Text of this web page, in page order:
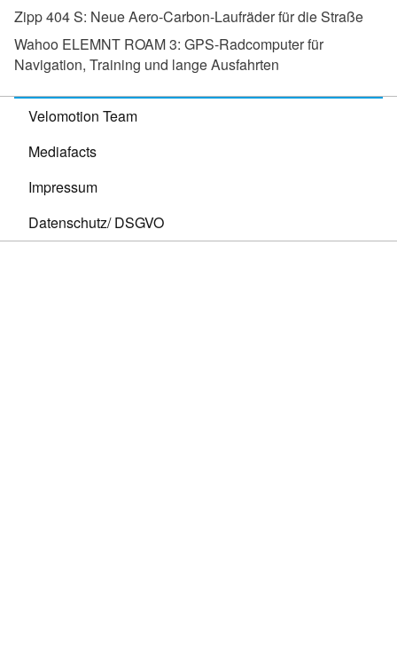
Zipp 404 S: Neue Aero-Carbon-Laufräder für die Straße
Wahoo ELEMNT ROAM 3: GPS-Radcomputer für
Navigation, Training und lange Ausfahrten
Velomotion Team
Mediafacts
Impressum
Datenschutz/ DSGVO